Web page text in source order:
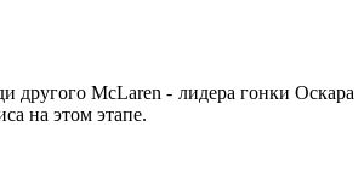
другого McLaren - лидера гонки Оскара
на этом этапе.